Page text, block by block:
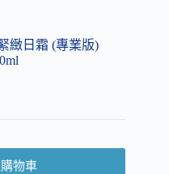
緻日霜 (專業版)
物車